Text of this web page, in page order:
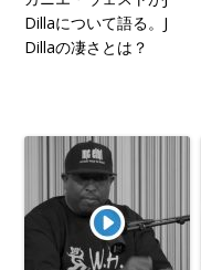
Dillaについて語る。J
Dillaの凄さとは？